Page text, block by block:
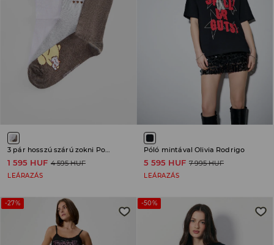
1 595 HUF 4 595 HUF
LEÁRAZÁS
Póló mintával Olivia Rodrigo
5 595 HUF 7 995 HUF
LEÁRAZÁS
-27% -50%